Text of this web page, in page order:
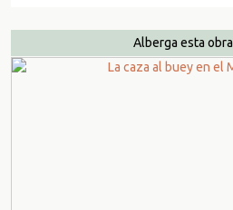
Alberga esta obra